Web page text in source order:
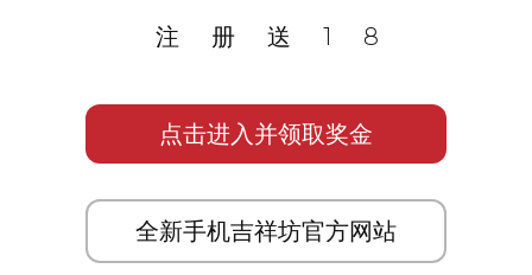
注册送18
点击进入并领取奖金
全新手机吉祥坊官方网站